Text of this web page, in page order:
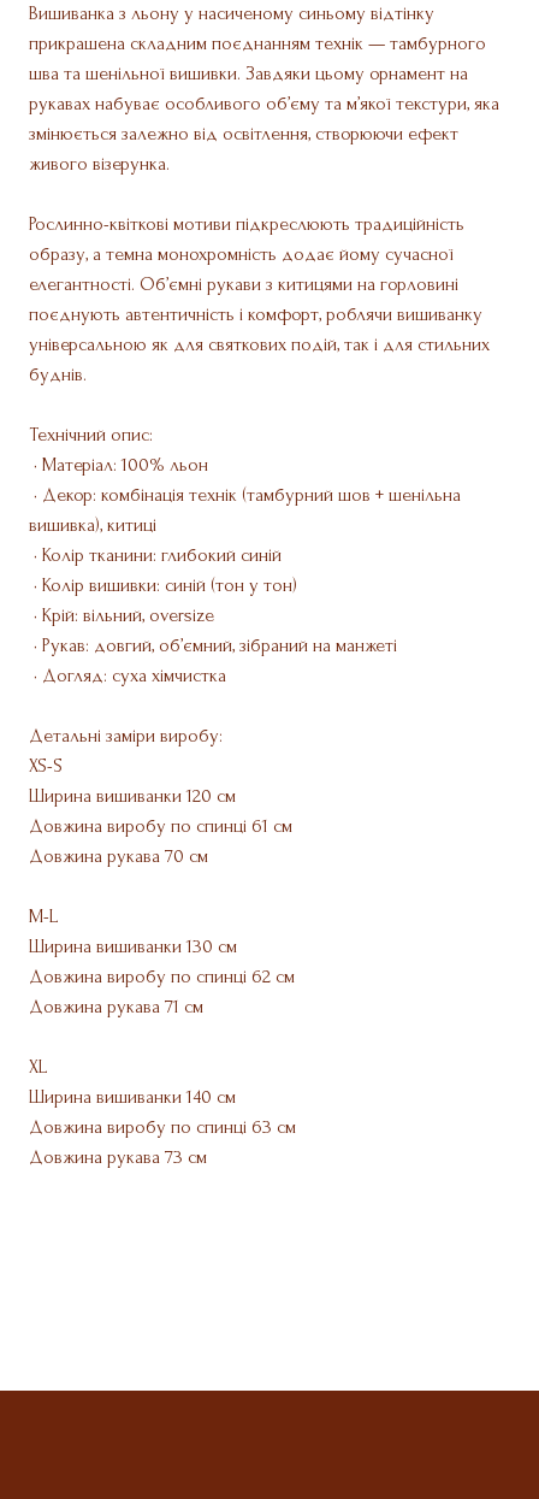
Вишиванка з льону у насиченому синьому відтінку
прикрашена складним поєднанням технік — тамбурного
шва та шенільної вишивки. Завдяки цьому орнамент на
рукавах набуває особливого об’єму та м’якої текстури, яка
змінюється залежно від освітлення, створюючи ефект
живого візерунка.
Рослинно-квіткові мотиви підкреслюють традиційність
образу, а темна монохромність додає йому сучасної
елегантності. Об’ємні рукави з китицями на горловині
поєднують автентичність і комфорт, роблячи вишиванку
універсальною як для святкових подій, так і для стильних
буднів.
Технічний опис:
• Матеріал: 100% льон
• Декор: комбінація технік (тамбурний шов + шенільна
вишивка), китиці
• Колір тканини: глибокий синій
• Колір вишивки: синій (тон у тон)
• Крій: вільний, oversize
• Рукав: довгий, об’ємний, зібраний на манжеті
• Догляд: суха хімчистка
Детальні заміри виробу:
XS-S
Ширина вишиванки 120 см
Довжина виробу по спинці 61 см
Довжина рукава 70 см
M-L
Ширина вишиванки 130 см
Довжина виробу по спинці 62 см
Довжина рукава 71 см
XL
Ширина вишиванки 140 см
Довжина виробу по спинці 63 см
Довжина рукава 73 см